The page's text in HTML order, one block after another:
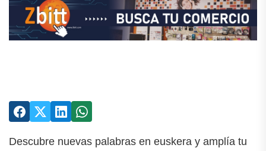
Descubre nuevas palabras en euskera y amplía tu